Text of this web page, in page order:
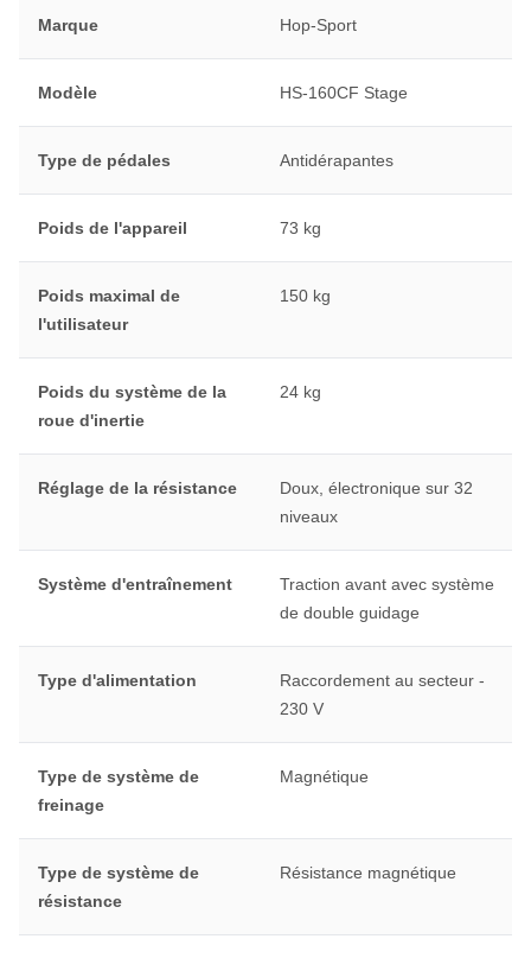
Marque Hop-Sport
Modèle HS-160CF Stage
Type de pédales Antidérapantes
Poids de l'appareil 73 kg
Poids maximal de
l'utilisateur
150 kg
Poids du système de la
roue d'inertie
24 kg
Réglage de la résistance
Doux, électronique sur 32
niveaux
Système d'entraînement
Traction avant avec système
de double guidage
Type d'alimentation
Raccordement au secteur -
230 V
Type de système de
freinage
Magnétique
Type de système de
résistance
Résistance magnétique